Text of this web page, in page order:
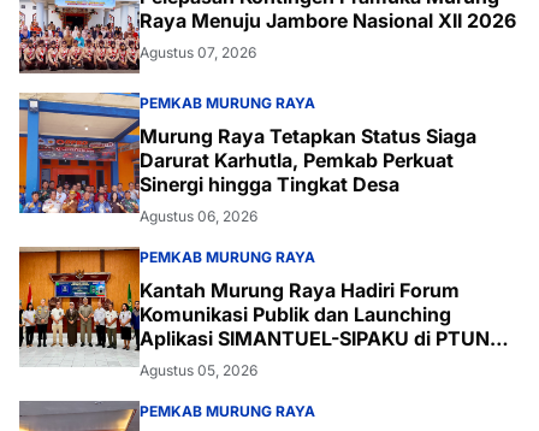
Raya Menuju Jambore Nasional XII 2026
Agustus 07, 2026
PEMKAB MURUNG RAYA
Murung Raya Tetapkan Status Siaga
Darurat Karhutla, Pemkab Perkuat
Sinergi hingga Tingkat Desa
Agustus 06, 2026
PEMKAB MURUNG RAYA
Kantah Murung Raya Hadiri Forum
Komunikasi Publik dan Launching
Aplikasi SIMANTUEL-SIPAKU di PTUN
Palangka Raya
Agustus 05, 2026
PEMKAB MURUNG RAYA